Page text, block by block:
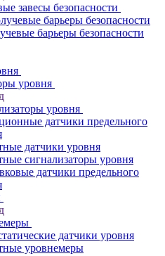
завесы безопасности
барьеры безопасности
барьеры безопасности
уровня
уровня
датчики предельного
датчики уровня
сигнализаторы уровня
датчики предельного
датчики уровня
уровнемеры